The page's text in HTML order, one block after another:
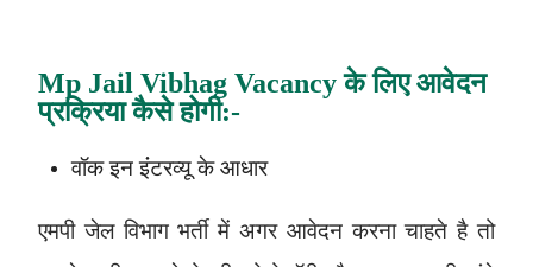
Mp Jail Vibhag Vacancyके लिए आवेदन
प्रक्रिया कैसे होगी:-
वॉक इन इंंटरव्यू के आधार
एमपीजेल विभागभर्ती में अगर आवेदन करना चाहते है तो